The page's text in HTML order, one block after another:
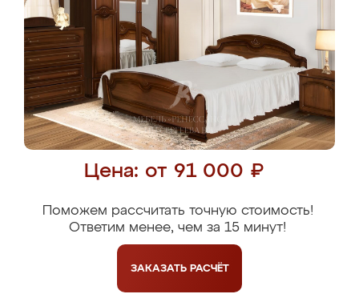
Цена: от 91 000 ₽
Поможем рассчитать точную стоимость!
Ответим менее, чем за 15 минут!
ЗАКАЗАТЬ РАСЧЁТ